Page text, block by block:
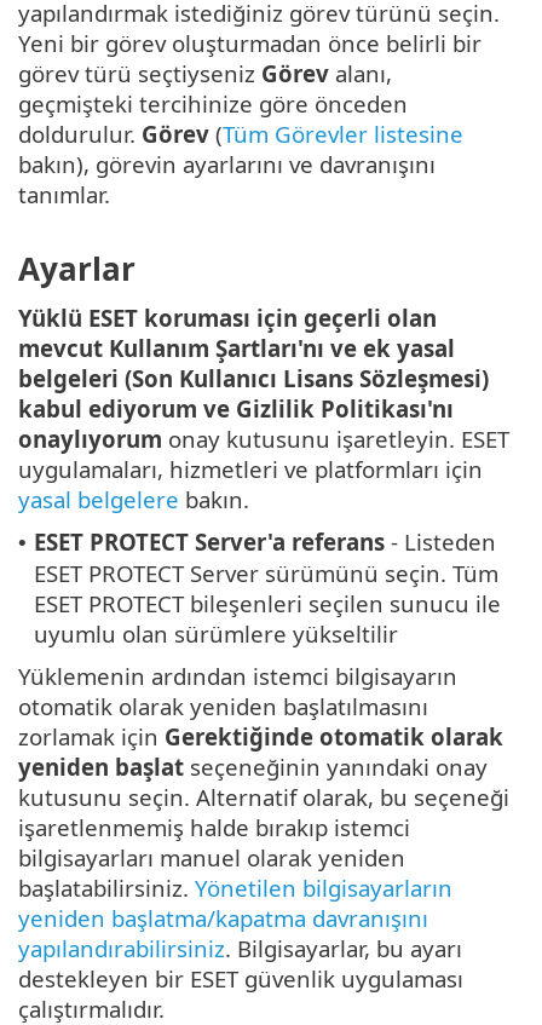
yapılandırmak istediğiniz görev türünü seçin.
Yeni bir görev oluşturmadan önce belirli bir
görev türü seçtiyseniz Görev alanı,
geçmişteki tercihinize göre önceden
doldurulur. Görev (Tüm Görevler listesine
bakın), görevin ayarlarını ve davranışını
tanımlar.
Ayarlar
Yüklü ESET koruması için geçerli olan
mevcut Kullanım Şartları'nı ve ek yasal
belgeleri (Son Kullanıcı Lisans Sözleşmesi)
kabul ediyorum ve Gizlilik Politikası'nı
onaylıyorum onay kutusunu işaretleyin. ESET
uygulamaları, hizmetleri ve platformları için
yasal belgelere bakın.
• ESET PROTECT Server'a referans - Listeden
ESET PROTECT Server sürümünü seçin. Tüm
ESET PROTECT bileşenleri seçilen sunucu ile
uyumlu olan sürümlere yükseltilir
Yüklemenin ardından istemci bilgisayarın
otomatik olarak yeniden başlatılmasını
zorlamak için Gerektiğinde otomatik olarak
yeniden başlat seçeneğinin yanındaki onay
kutusunu seçin. Alternatif olarak, bu seçeneği
işaretlenmemiş halde bırakıp istemci
bilgisayarları manuel olarak yeniden
başlatabilirsiniz. Yönetilen bilgisayarların
yeniden başlatma/kapatma davranışını
yapılandırabilirsiniz. Bilgisayarlar, bu ayarı
destekleyen bir ESET güvenlik uygulaması
çalıştırmalıdır.